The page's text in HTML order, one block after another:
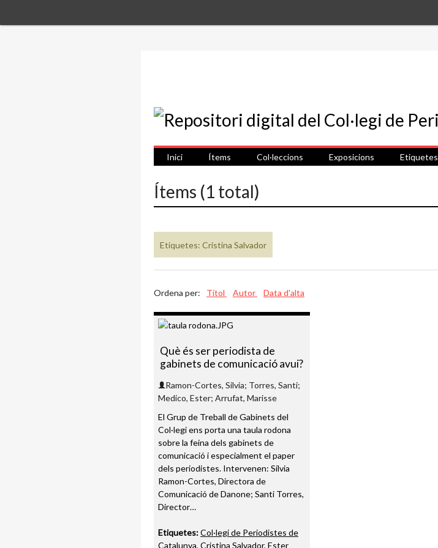
Inici Ítems Col·leccions Exposicions Etiquetes
Ítems (1 total)
Etiquetes: Cristina Salvador
Ordena per: Títol Autor Data d'alta
Què és ser periodista de
gabinets de comunicació avui?
Ramon-Cortes, Silvia; Torres, Santi;
Medico, Ester; Arrufat, Marisse
El Grup de Treball de Gabinets del
Col·legi ens porta una taula rodona
sobre la feina dels gabinets de
comunicació i especialment el paper
dels periodistes. Intervenen: Sílvia
Ramon-Cortes, Directora de
Comunicació de Danone; Santi Torres,
Director…
Etiquetes:Col·legi de Periodistes de
Catalunya, Cristina Salvador, Ester